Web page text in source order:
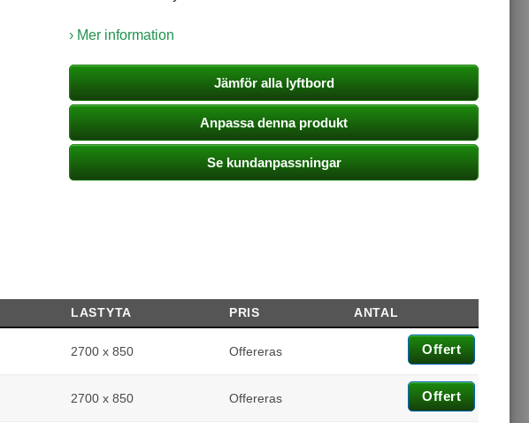
› Mer information
Jämför alla lyftbord
Anpassa denna produkt
Se kundanpassningar
LASTYTA PRIS ANTAL
2700 x 850 Offereras Offert
2700 x 850 Offereras Offert